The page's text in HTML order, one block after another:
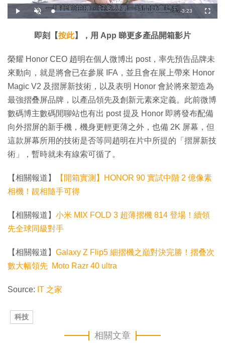
播
放
開
啟
載
入
:
1
6
%
剩
時
間
-3:23
全
螢
即刻【按此】，用 App 睇更多產品開箱影片
榮耀 Honor CEO 趙明在個人微博出 post，率先預告品牌未
來動向，就是將會已在參展 IFA，並且會在展上帶來 Honor
Magic V2 及摺屏新技術，以及表明 Honor 會於將來塑造為
最強摺叠屏品牌，以產品領先及創新元素來定義。此前微博
數碼博主數碼閒聊站也有出 post 提及 Honor 即將發布配備
向外摺屏的新手機，機身更輕更薄之外，也備 2K 屏幕，但
這款屏幕所用的技術是否等同趙明在片中所提的「摺屏新技
術」，暫時就未有線索可循了。
【相關報道】
【開箱實測】HONOR 90 實試中階 2 億像素
相機！靚相隨手可得
【相關報道】 小米 MIX FOLD 3 超薄摺機 814 登場！續領
先全球同級對手
【相關報道】 Galaxy Z Flip5 細摺機之巔對決完勝！摺叠次
數大幅領先 Moto Razr 40 ultra
Source: IT 之家
科技
相關文章